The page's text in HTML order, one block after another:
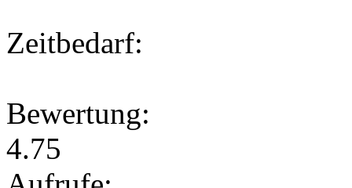
Zeitbedarf:
Bewertung:
4.75